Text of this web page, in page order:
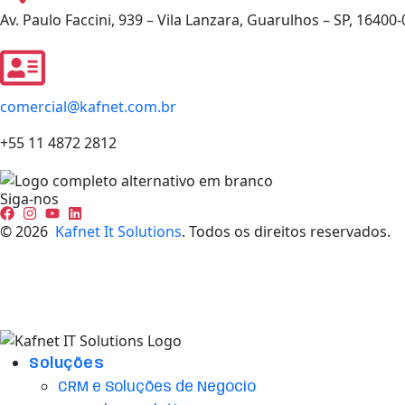
Av. Paulo Faccini, 939 – Vila Lanzara, Guarulhos – SP,
comercial@kafnet.com.br
+55 11 4872 2812
Siga-nos
©2026 Kafnet It Solutions. Todos os direitos reservados.
Soluções
CRM e Soluções de Negócio